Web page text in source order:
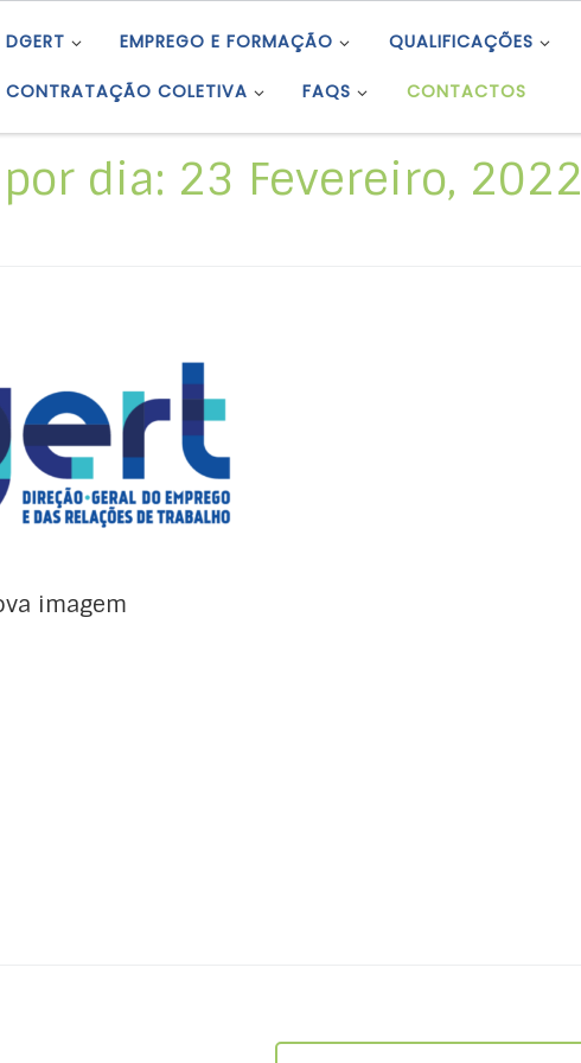
DGERT EMPREGO E FORMAÇÃO QUALIFICAÇÕES
CONTRATAÇÃO COLETIVA FAQS CONTACTOS
dia: 23 Fevereiro, 2022
da DGERT.
imagem